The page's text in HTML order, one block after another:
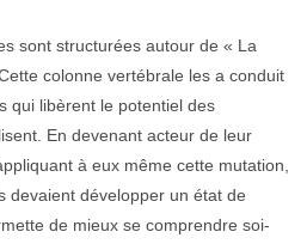
sont structurées autour de « La
colonne vertébrale les a conduit
qui libèrent le potentiel des
En devenant acteur de leur
à eux même cette mutation,
devaient développer un état de
de mieux se comprendre soi-